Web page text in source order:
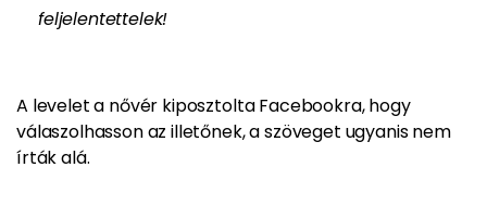
feljelentettelek!
A levelet a nővér kiposztolta Facebookra, hogy
válaszolhasson az illetőnek, a szöveget ugyanis nem
írták alá.